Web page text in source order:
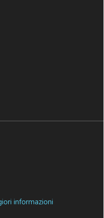
informazioni